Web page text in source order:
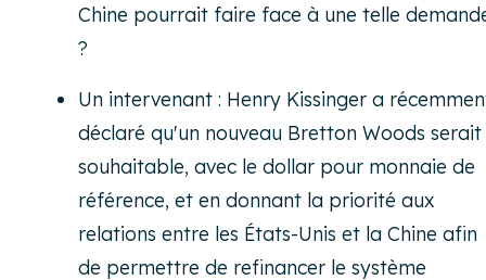
Chine pourrait faire face à une telle
?
Un intervenant : Henry Kissinger a
déclaré qu'un nouveau Bretton Woods serait
souhaitable, avec le dollar pour monnaie de
référence, et en donnant la priorité aux
relations entre les États-Unis et la Chine afin
de permettre de refinancer le système